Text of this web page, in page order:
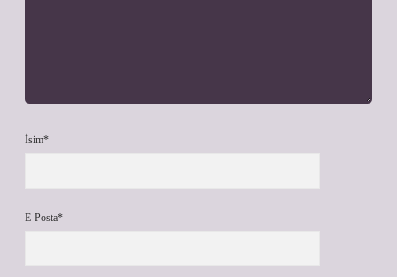
İsim*
E-Posta*